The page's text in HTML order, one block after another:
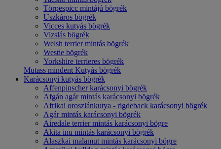
Törpespicc mintájú bögrék
Uszkáros bögrék
Vicces kutyás bögrék
Vizslás bögrék
Welsh terrier mintás bögrék
Westie bögrék
Yorkshire terrieres bögrék
Mutass mindent Kutyás bögrék
Karácsonyi kutyás bögrék
Affenpinscher karácsonyi bögrék
Afgán agár mintás karácsonyi bögrék
Afrikai oroszlánkutya - rigdeback karácsonyi bögrék
Agár mintás karácsonyi bögrék
Airedale terrier mintás karácsonyi bögre
Akita inu mintás karácsonyi bögrék
Alaszkai malamut mintás karácsonyi bögre